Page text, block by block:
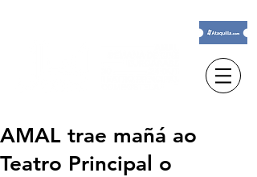
AMAL trae mañá ao
Teatro Principal o